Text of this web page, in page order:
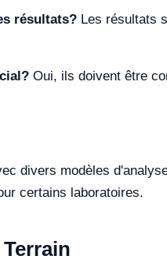
résultats? Les résultats
Oui, ils doivent être
divers modèles
certains laboratoires.